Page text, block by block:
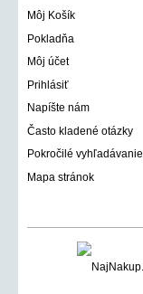
Môj Košík
Pokladňa
Môj účet
Prihlásiť
Napíšte nám
Často kladené otázky
Pokročilé vyhľadávanie
Mapa stránok